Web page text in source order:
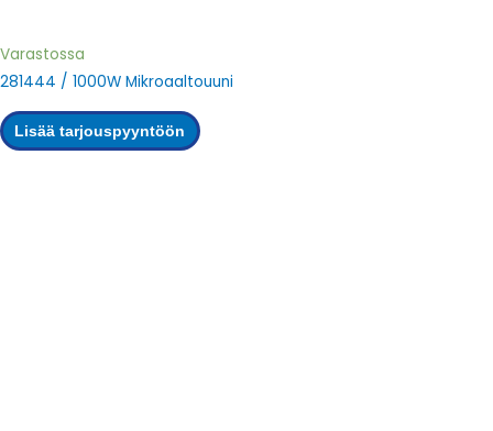
Varastossa
281444 / 1000W Mikroaaltouuni
Lisää tarjouspyyntöön